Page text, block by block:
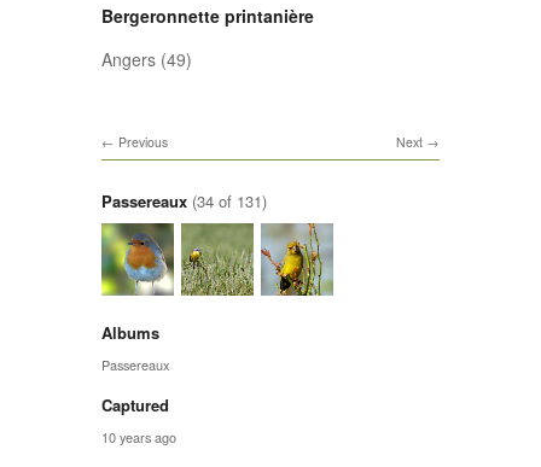
Bergeronnette printanière
Angers (49)
Next
Previous
Passereaux (34 of 131)
Albums
Passereaux
Captured
10 years ago